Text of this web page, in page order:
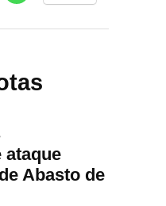
ataque
Abasto de